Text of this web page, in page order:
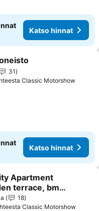
Katso hinnat
suosikkeihin
31
Classic Motorshow
Katso hinnat
suosikkeihin
Apartment
terrace, bm
free parking
18
Classic Motorshow